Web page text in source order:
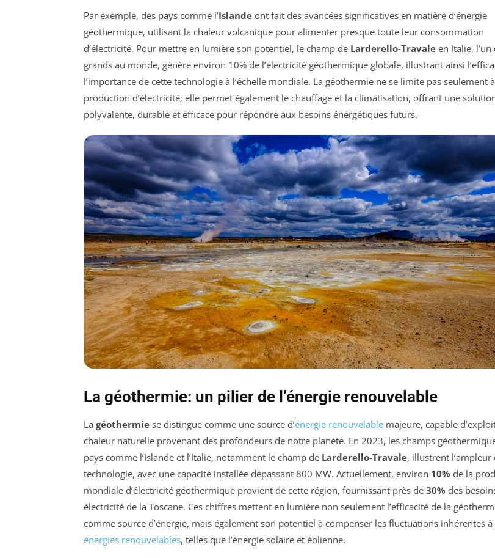
Par exemple, des pays comme l’Islande ont fait des avancées significatives en matière d’énergie
géothermique, utilisant la chaleur volcanique pour alimenter presque toute leur consommation
d’électricité. Pour mettre en lumière son potentiel, le champ de Larderello-Travale en Italie, l’un
grands au monde, génère environ 10% de l’électricité géothermique globale, illustrant ainsi
l’importance de cette technologie à l’échelle mondiale. La géothermie ne se limite pas seulement
production d’électricité; elle permet également le chauffage et la climatisation, offrant une
polyvalente, durable et efficace pour répondre aux besoins énergétiques futurs.
La géothermie: un pilier de l’énergie renouvelable
La géothermie se distingue comme une source d’énergie renouvelable majeure, capable
chaleur naturelle provenant des profondeurs de notre planète. En 2023, les champs
pays comme l’Islande et l’Italie, notamment le champ de Larderello-Travale, illustrent l’ampleur
technologie, avec une capacité installée dépassant 800 MW. Actuellement, environ 10% de la
mondiale d’électricité géothermique provient de cette région, fournissant près de 30% des
électricité de la Toscane. Ces chiffres mettent en lumière non seulement l’efficacité de la
comme source d’énergie, mais également son potentiel à compenser les fluctuations inhérentes à
énergies renouvelables, telles que l’énergie solaire et éolienne.